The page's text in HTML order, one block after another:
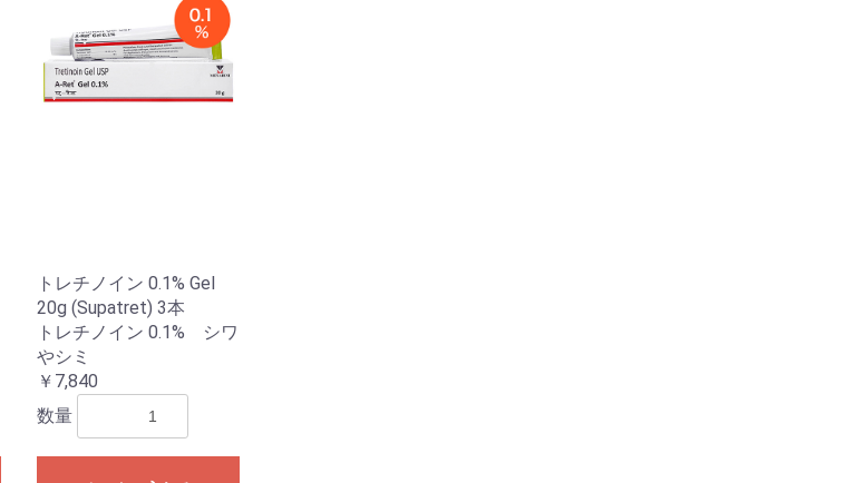
トレチノイン 0.1% Gel
20g (Supatret) 3本
トレチノイン 0.1% シワ
やシミ
￥7,840
数量